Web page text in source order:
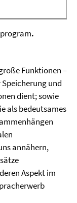
.
Funktionen –
und
dient; sowie
als bedeutsames
annähern,
Aspekt im